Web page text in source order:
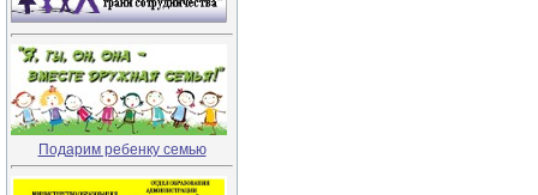
Подарим ребенку семью